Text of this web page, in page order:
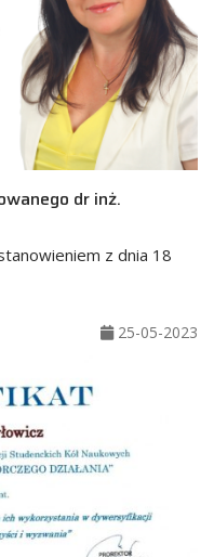
dr inż.
z dnia 18
25-05-2023